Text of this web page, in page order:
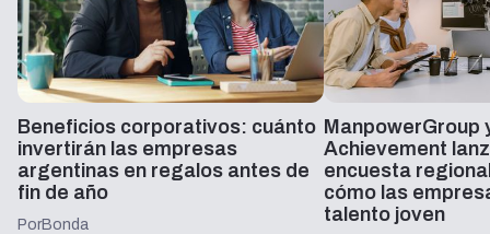
Beneficios corporativos: cuánto
invertirán las empresas
argentinas en regalos antes de
fin de año
PorBonda
ManpowerGroup
Achievement
encuesta
cómo las
talento joven